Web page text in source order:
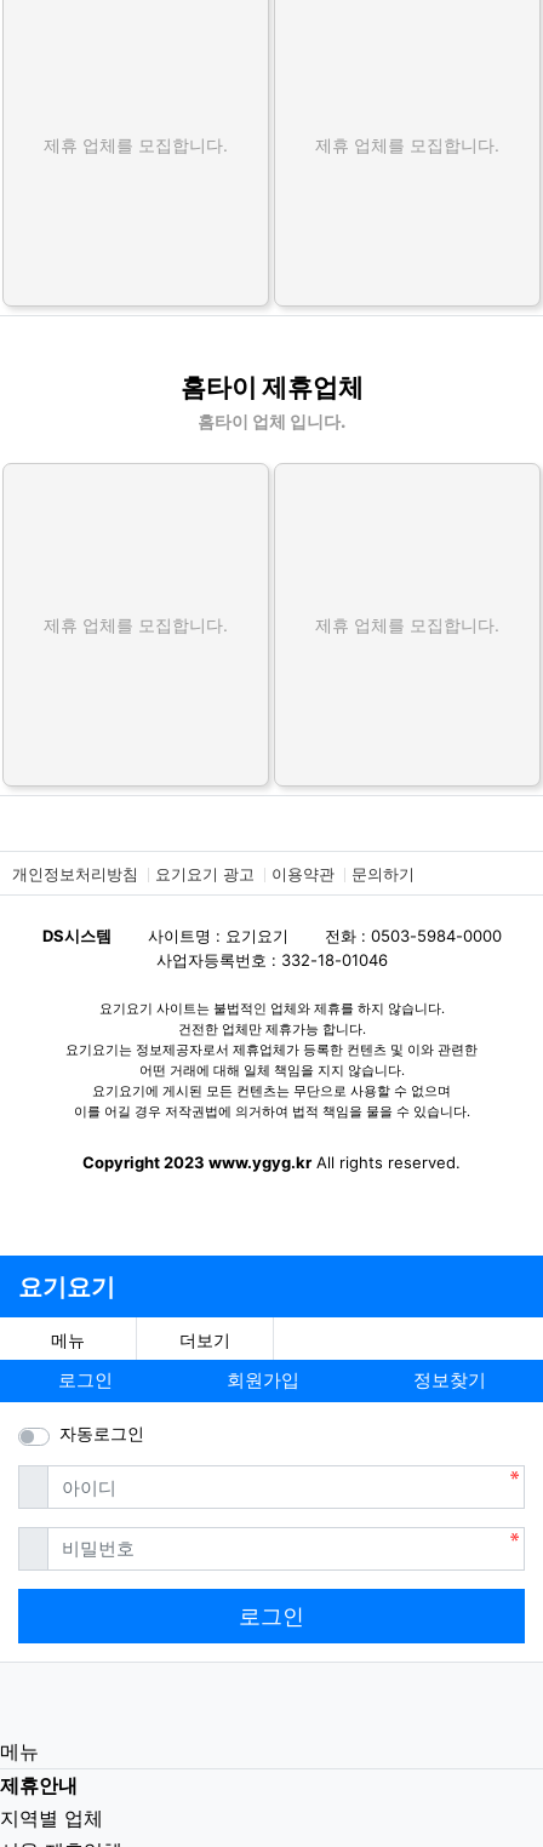
제휴 업체를 모집합니다. 제휴 업체를 모집합니다.
홈타이 제휴업체
홈타이 업체 입니다.
제휴 업체를 모집합니다. 제휴 업체를 모집합니다.
개인정보처리방침 요기요기 광고 이용약관 문의하기
DS시스템 사이트명 : 요기요기
전화 : 0503-5984-0000
사업자등록번호 : 332-18-01046
요기요기 사이트는 불법적인 업체와 제휴를 하지 않습니다.
건전한 업체만 제휴가능 합니다.
요기요기는 정보제공자로서 제휴업체가 등록한 컨텐츠 및 이와 관련한
어떤 거래에 대해 일체 책임을 지지 않습니다.
요기요기에 게시된 모든 컨텐츠는 무단으로 사용할 수 없으며
이를 어길 경우 저작권법에 의거하여 법적 책임을 물을 수 있습니다.
Copyright 2023 www.ygyg.kr All rights reserved.
요기요기
메뉴 더보기
로그인 회원가입 정보찾기
자동로그인
아이디필수
비밀번호필수
로그인
메뉴
제휴안내
지역별 업체